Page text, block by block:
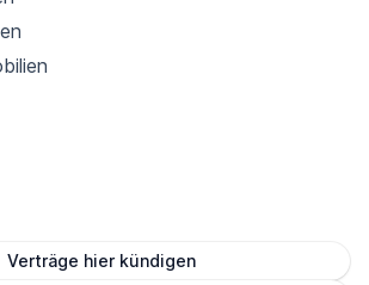
Verträge hier kündigen